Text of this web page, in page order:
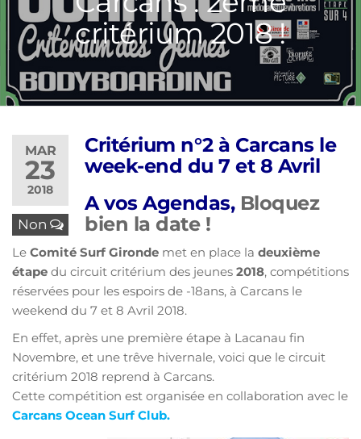
critérium 2018 !
MAR
23
2018
Non
Critérium n°2 à Carcans le
week-end du 7 et 8 Avril
A vos Agendas, Bloquez
bien la date !
Le Comité Surf Gironde met en place la deuxième
étape du circuit critérium des jeunes 2018, compétitions
réservées pour les espoirs de -18ans, à Carcans le
weekend du 7 et 8 Avril 2018.
En effet, après une première étape à Lacanau fin
Novembre, et une trêve hivernale, voici que le circuit
critérium 2018 reprend à Carcans.
Cette compétition est organisée en collaboration avec le
Carcans Ocean Surf Club.